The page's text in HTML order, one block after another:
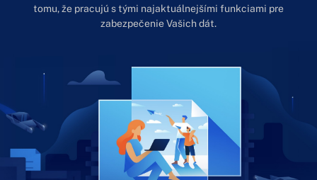
tomu, že pracujú s tými najaktuálnejšími funkciami pre
zabezpečenie Vašich dát.